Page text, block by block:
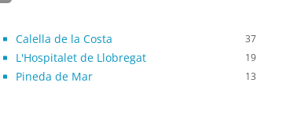
Calella de la Costa 37
L'Hospitalet de Llobregat 19
Pineda de Mar 13